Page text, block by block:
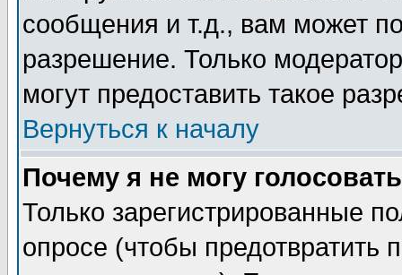
сообщения и т.д., вам может
разрешение. Только
могут предоставить такое
Вернуться к началу
Почему я не могу
Только зарегистрированные
опросе (чтобы предотвратить